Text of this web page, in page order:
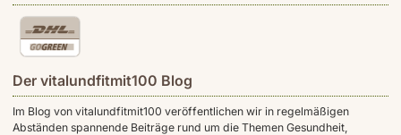
Der vitalundfitmit100 Blog
Im Blog von vitalundfitmit100 veröffentlichen wir in regelmäßigen
Abständen spannende Beiträge rund um die Themen Gesundheit,